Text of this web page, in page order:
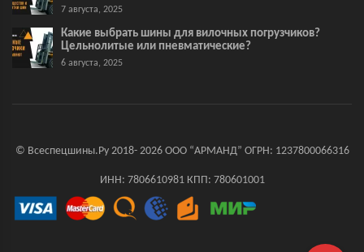
7 августа, 2025
Какие выбрать шины для вилочных погрузчиков?
Цельнолитые или пневматические?
6 августа, 2025
© Всеспецшины.Ру 2018- 2026 ООО “АРМАНД” ОГРН: 1237800066316
ИНН: 7806610981 КПП: 780601001